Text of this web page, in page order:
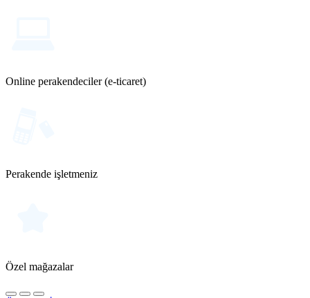
Online perakendeciler (e-ticaret)
Perakende işletmeniz
Özel mağazalar